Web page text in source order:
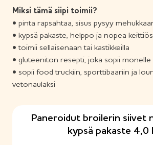
Miksi tämä siipi toimii?
• pinta rapsahtaa, sisus pysyy
• kypsä pakaste, helppo ja nopea
• toimii sellaisenaan tai kastikkeilla
• gluteeniton resepti, joka sopii monelle
• sopii food truckiin, sporttibaariin ja
vetonaulaksi
Paneroidut broilerin siivet
kypsä pakaste 4,0